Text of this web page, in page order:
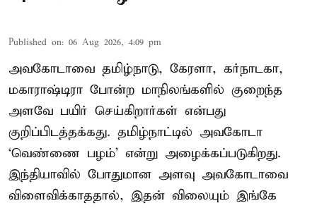
Published on: 06 Aug 2026, 4:09 pm
அவகோடாவை தமிழ்நாடு, கேரளா, கர்நாடகா,
மகாராஷ்டிரா போன்ற மாநிலங்களில் குறைந்த
அளவே பயிர் செய்கிறார்கள் என்பது
குறிப்பிடத்தக்கது. தமிழ்நாட்டில் அவகோடா
‘வெண்ணை பழம்’ என்று அழைக்கப்படுகிறது.
இந்தியாவில் போதுமான அளவு அவகோடாவை
விளைவிக்காததால், இதன் விலையும் இங்கே